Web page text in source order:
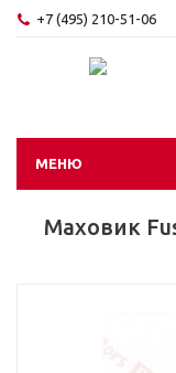
+7 (495) 210-51-06
МЕНЮ
Маховик